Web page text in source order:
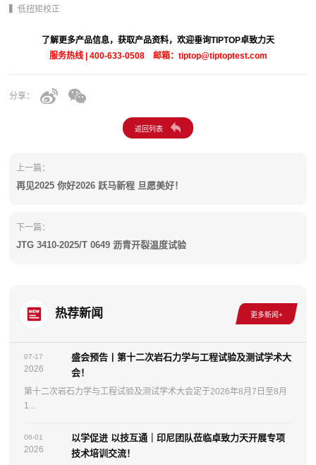
▍低扭矩校正
了解更多产品信息，获取产品资料，欢迎垂询TIPTOP卓致力天
服务热线 | 400-633-0508 邮箱：tiptop@tiptoptest.com
分享：
上一篇：
再见2025 你好2026 跃马新程 旦愿美好！
下一篇：
JTG 3410-2025/T 0649 沥青开裂温度试验
热荐新闻
07-17
2026
盛会预告丨第十二次岩石力学与工程试验及测试学术大
会！
第十二次岩石力学与工程试验及测试学术大会定于2026年8月7日至8月
1...
06-01
2026
以学促进 以技互通｜印尼团队莅临卓致力天开展专项
技术培训交流！